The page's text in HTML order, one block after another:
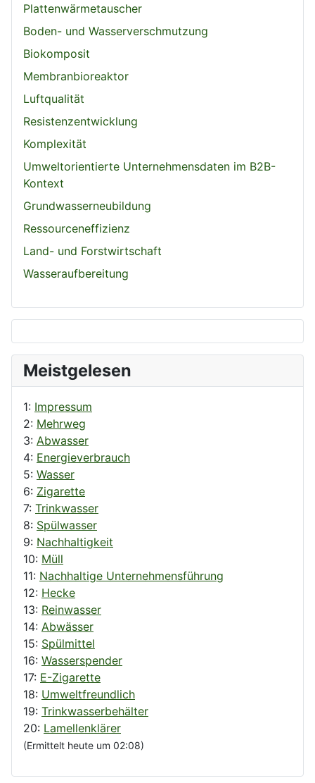
Plattenwärmetauscher
Boden- und Wasserverschmutzung
Biokomposit
Membranbioreaktor
Luftqualität
Resistenzentwicklung
Komplexität
Umweltorientierte Unternehmensdaten im B2B-
Kontext
Grundwasserneubildung
Ressourceneffizienz
Land- und Forstwirtschaft
Wasseraufbereitung
Meistgelesen
1: Impressum
2: Mehrweg
3: Abwasser
4: Energieverbrauch
5: Wasser
6: Zigarette
7: Trinkwasser
8: Spülwasser
9: Nachhaltigkeit
10: Müll
11: Nachhaltige Unternehmensführung
12: Hecke
13: Reinwasser
14: Abwässer
15: Spülmittel
16: Wasserspender
17: E-Zigarette
18: Umweltfreundlich
19: Trinkwasserbehälter
20: Lamellenklärer
(Ermittelt heute um 02:08)